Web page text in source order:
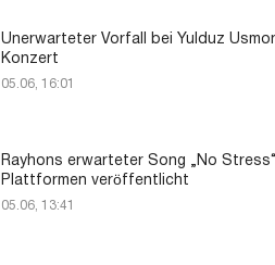
Unerwarteter Vorfall bei Yulduz
Konzert
05.06, 16:01
Rayhons erwarteter Song „No
Plattformen veröffentlicht
05.06, 13:41